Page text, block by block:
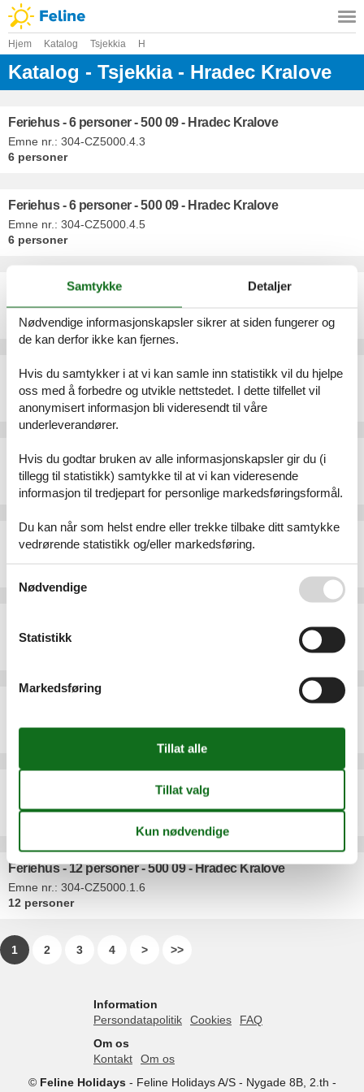
Hjem Katalog Tsjekkia H
Katalog - Tsjekkia - Hradec Kralove
Feriehus - 6 personer - 500 09 - Hradec Kralove
Emne nr.: 304-CZ5000.4.3
6 personer
Feriehus - 6 personer - 500 09 - Hradec Kralove
Emne nr.: 304-CZ5000.4.5
6 personer
Feriehus - 6 personer - 500 09 - Hradec Kralove
Emne nr.:304-CZ5000.4.2
6 personer
Feriehus - 6 personer - 500 09 - Hradec Kralove
Emne nr.:304-CZ5000.4.4
6 personer
Feriehus - 6 personer - 500 09 - Hradec Kralove
Emne nr.: 304-CZ5000.4.1
6 personer
Feriehus - 12 personer - 500 09 - Hradec Kralove
Emne nr.:304-CZ5000.1.4
Feriehus - 12 personer - 500 09 - Hradec Kralove
Feriehus - 12 personer - 500 09 - Hradec Kralove
Emne nr.: 304-CZ5000.1.6
12 personer
1 2 3 4 > >>
Information
Persondatapolitik
Cookies
FAQ
Om os
Kontakt
Om os
© Feline Holidays- Feline Holidays A/S- Nygade 8B, 2.th -
Samtykke Detaljer
Nødvendige informasjonskapsler sikrer at siden fungerer og
de kan derfor ikke kan fjernes.
Hvis du samtykker i at vi kan samle inn statistikk vil du hjelpe
oss med å forbedre og utvikle nettstedet. I dette tilfellet vil
anonymisert informasjon bli videresendt til våre
underleverandører.
Hvis du godtar bruken av alle informasjonskapsler gir du (i
tillegg til statistikk) samtykke til at vi kan videresende
informasjon til tredjepart for personlige markedsføringsformål.
Du kan når som helst endre eller trekke tilbake ditt samtykke
vedrørende statistikk og/eller markedsføring.
Nødvendige
Statistikk
Markedsføring